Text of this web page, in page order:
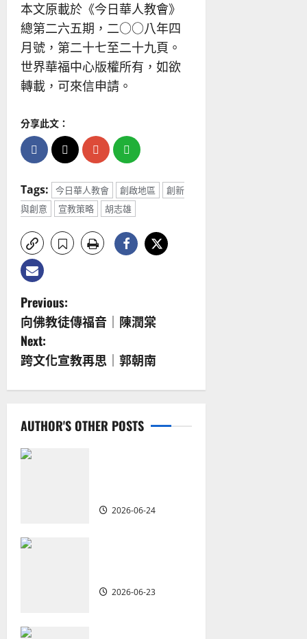
本文原載於《今日華人教會》
總第二六五期，二○○八年四
月號，第二十七至二十九頁。
世界華福中心版權所有，如欲
轉載，可來信申請。
分享此文：
Tags: 今日華人教會 創啟地區
創新
與創意
宣教策略 胡志雄
P
o
s
t
n
a
g
i
Previous:
向佛教徒傳福音｜陳潤棠
Next:
跨文化宣教再思｜郭朝南
AUTHOR'S OTHER POSTS
2026-06-24
2026-06-23